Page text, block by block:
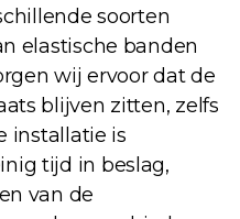
soorten
elastische banden
wij ervoor dat de
blijven zitten, zelfs
installatie is
tijd in beslag,
van de